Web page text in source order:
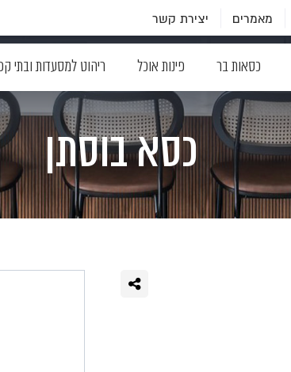
מאמרים יצירת קשר
כסאות בר פינות אוכל ריהוט למסעדות ובתי
כסא בוסתן